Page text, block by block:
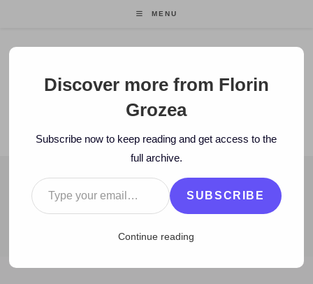
MENU
Florin Grozea
ENTREPRENEUR. FOUNDER/CEO MOCAPP.
BLOG
2009 > April > 22 > www > ShowBiz.ro – Hi-Q au transformat
Discover more from Florin
Grozea
Subscribe now to keep reading and get access to the
full archive.
Type your email…
SUBSCRIBE
Continue reading